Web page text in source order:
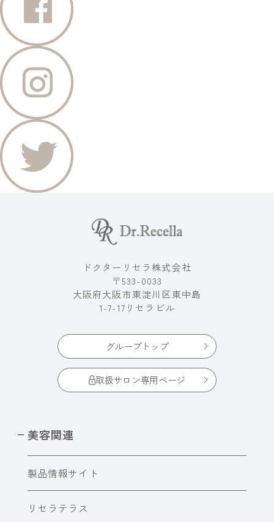
ドクターリセラ株式会社
〒533-0033
大阪府大阪市東淀川区東中島
1-7-17リセラビル
グループトップ
取扱サロン専用ページ
美容関連
製品情報サイト
リセラテラス